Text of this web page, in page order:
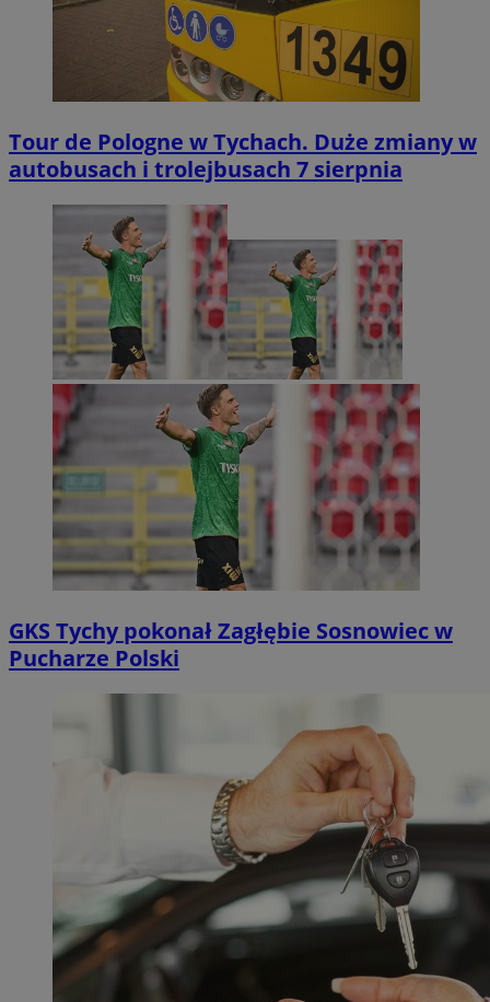
Tour de Pologne w Tychach. Duże zmiany w
autobusach i trolejbusach 7 sierpnia
GKS Tychy pokonał Zagłębie Sosnowiec w
Pucharze Polski